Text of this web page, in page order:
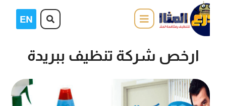
ارخص شركة تنظيف ببريدة